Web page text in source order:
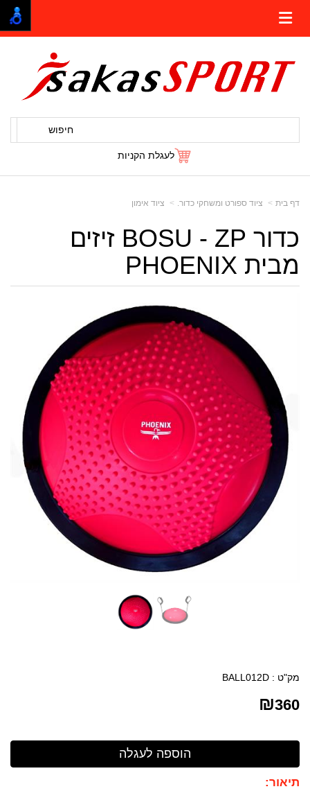
חיפוש
לעגלת הקניות
דף בית ציוד ספורט ומשחקי כדור. ציוד אימון
כדור BOSU - ZP זיזים
מבית PHOENIX
מק"ט : BALL012D
₪360
תיאור: